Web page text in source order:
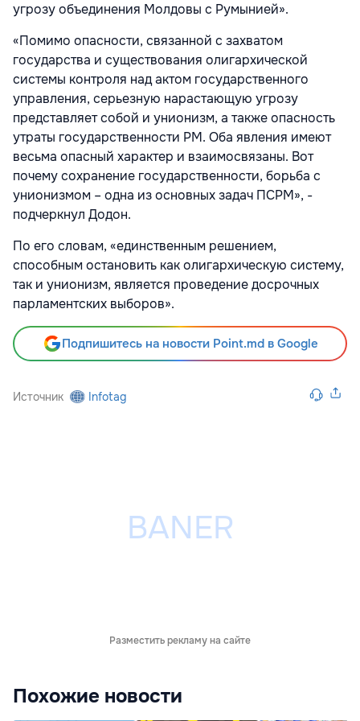
угрозу объединения Молдовы с Румынией».
«Помимо опасности, связанной с захватом
государства и существования олигархической
системы контроля над актом государственного
управления, серьезную нарастающую угрозу
представляет собой и унионизм, а также опасность
утраты государственности РМ. Оба явления имеют
весьма опасный характер и взаимосвязаны. Вот
почему сохранение государственности, борьба с
унионизмом – одна из основных задач ПСРМ», -
подчеркнул Додон.
По его словам, «единственным решением,
способным остановить как олигархическую систему,
так и унионизм, является проведение досрочных
парламентских выборов».
Подпишитесь на новости Point.md в Google
Источник Infotag
Разместить рекламу на сайте
Похожие новости